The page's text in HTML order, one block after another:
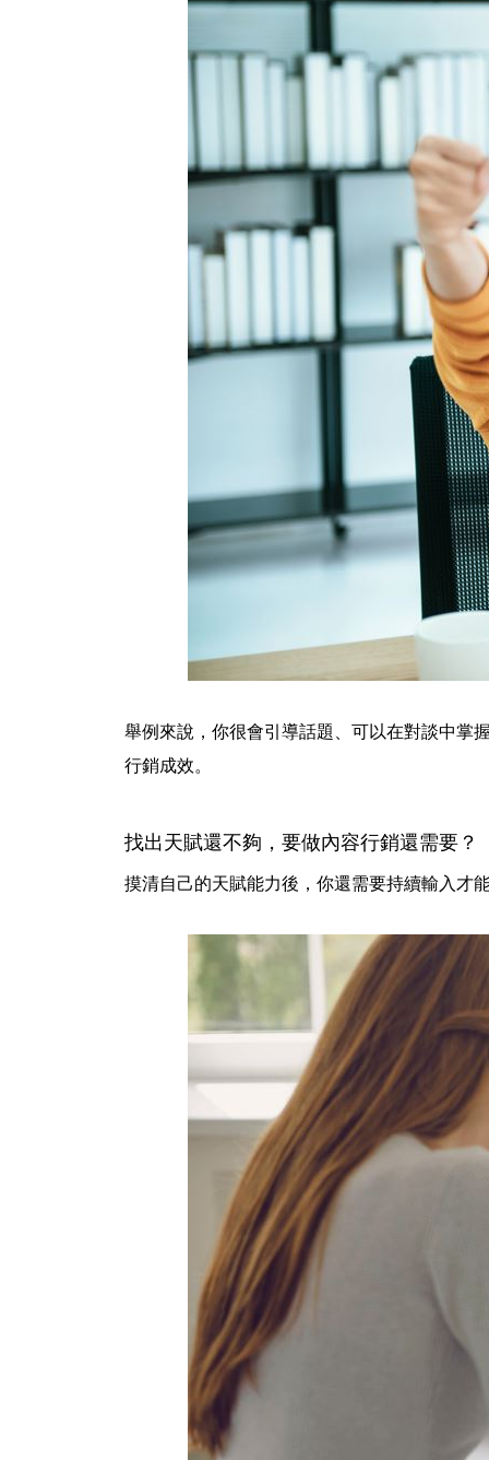
舉例來說，你很會引導話題、可以在對談中掌
行銷成效。
找出天賦還不夠，要做內容行銷還需要？
摸清自己的天賦能力後，你還需要持續輸入才